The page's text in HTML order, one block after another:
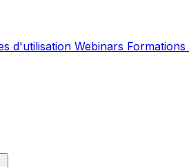
d'utilisation Webinars Formations